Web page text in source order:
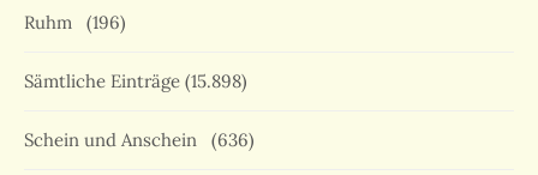
Ruhm (196)
Sämtliche Einträge (15.898)
Schein und Anschein (636)